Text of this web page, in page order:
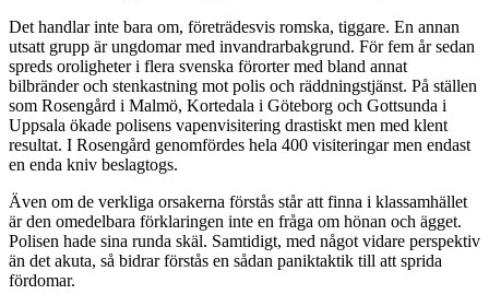
Det handlar inte bara om, företrädesvis romska, tiggare. En annan
utsatt grupp är ungdomar med invandrarbakgrund. För fem år sedan
spreds oroligheter i flera svenska förorter med bland annat
bilbränder och stenkastning mot polis och räddningstjänst. På ställen
som Rosengård i Malmö, Kortedala i Göteborg och Gottsunda i
Uppsala ökade polisens vapenvisitering drastiskt men med klent
resultat. I Rosengård genomfördes hela 400 visiteringar men endast
en enda kniv beslagtogs.
Även om de verkliga orsakerna förstås står att finna i klassamhället
är den omedelbara förklaringen inte en fråga om hönan och ägget.
Polisen hade sina runda skäl. Samtidigt, med något vidare perspektiv
än det akuta, så bidrar förstås en sådan paniktaktik till att sprida
fördomar.